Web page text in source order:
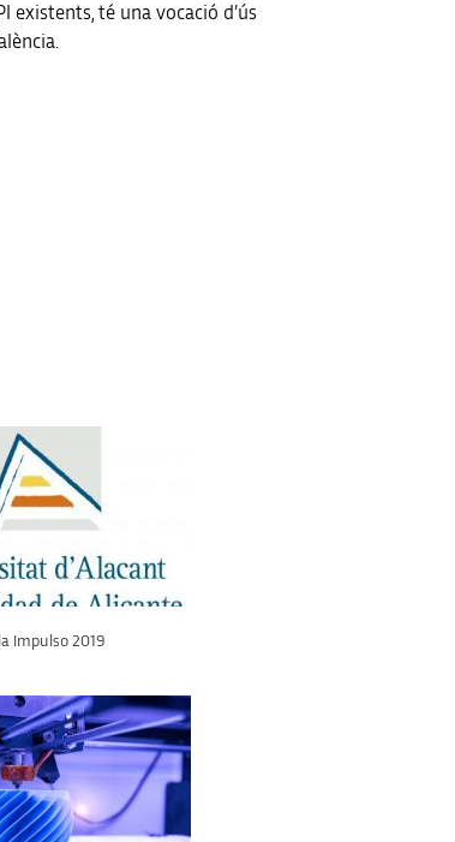
existents, té una vocació d’ús
Impulso 2019